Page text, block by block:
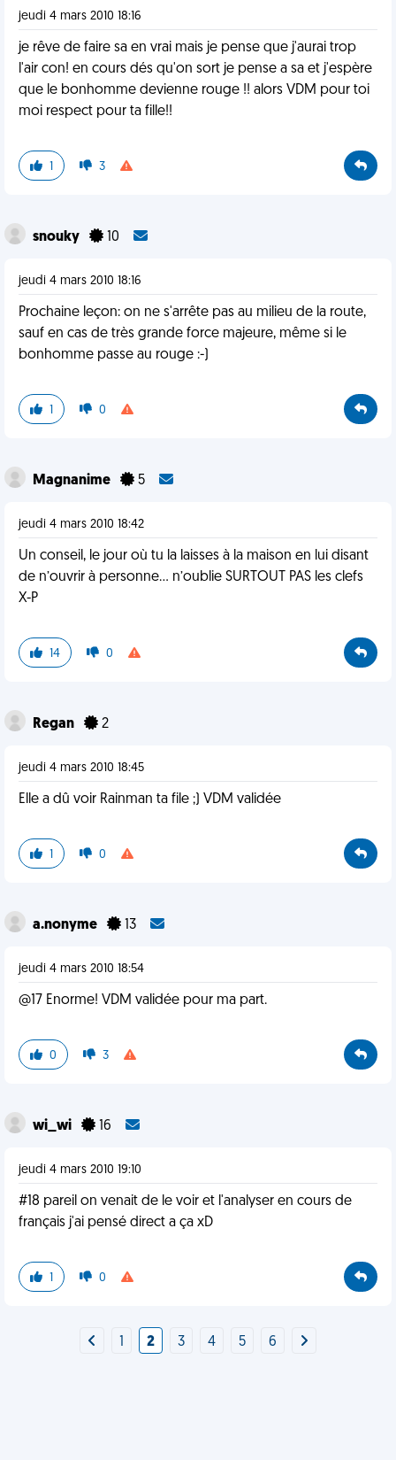
jeudi 4 mars 2010 18:16
je rêve de faire sa en vrai mais je pense que j'aurai trop
l'air con! en cours dés qu'on sort je pense a sa et j'espère
que le bonhomme devienne rouge !! alors VDM pour toi
moi respect pour ta fille!!
1 3
snouky 10
jeudi 4 mars 2010 18:16
Prochaine leçon: on ne s'arrête pas au milieu de la route,
sauf en cas de très grande force majeure, même si le
bonhomme passe au rouge :-)
1 0
Magnanime 5
jeudi 4 mars 2010 18:42
Un conseil, le jour où tu la laisses à la maison en lui disant
de n’ouvrir à personne… n’oublie SURTOUT PAS les clefs
X-P
14 0
Regan 2
jeudi 4 mars 2010 18:45
Elle a dû voir Rainman ta file ;) VDM validée
1 0
a.nonyme 13
jeudi 4 mars 2010 18:54
@17 Enorme! VDM validée pour ma part.
0 3
wi_wi 16
jeudi 4 mars 2010 19:10
#18 pareil on venait de le voir et l'analyser en cours de
français j'ai pensé direct a ça xD
1 0
2 3 4 5 6